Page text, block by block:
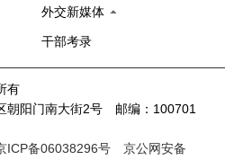
外交新媒体
干部考录
有
朝阳门南大街2号 邮编：100701
ICP备06038296号
京公网安备